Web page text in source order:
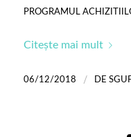
PROGRAMUL
Citește mai mult
06/12/2018 / DE